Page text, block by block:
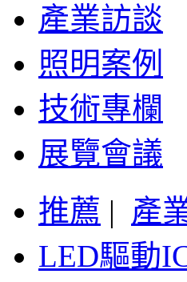
產業訪談
照明案例
技術專欄
展覽會議
推薦 | 產
LED驅動